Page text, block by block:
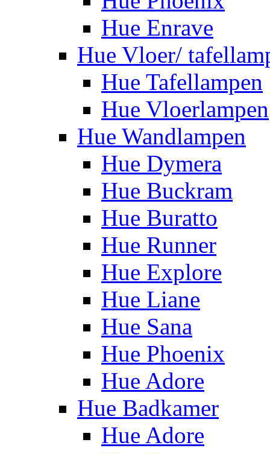
Hue Enrave
Hue Vloer/
Hue Tafellampen
Hue Vloerlampen
Hue Wandlampen
Hue Dymera
Hue Buckram
Hue Buratto
Hue Runner
Hue Explore
Hue Liane
Hue Sana
Hue Phoenix
Hue Adore
Hue Badkamer
Hue Adore